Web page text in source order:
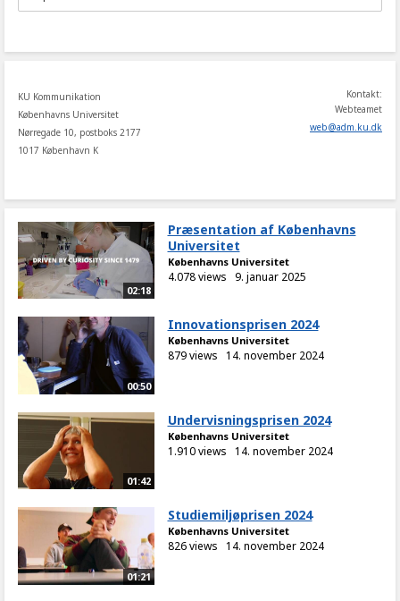
to
KU Kommunikation
Københavns Universitet
Nørregade 10, postboks 2177
1017 København K
Kontakt:
Webteamet
web@adm.ku.dk
02:18
Præsentation af Københavns
Universitet
Københavns Universitet
4.078 views 9. januar 2025
00:50
Innovationsprisen 2024
Københavns Universitet
879 views 14. november 2024
01:42
Undervisningsprisen 2024
Københavns Universitet
1.910 views 14. november 2024
01:21
Studiemiljøprisen 2024
Københavns Universitet
826 views 14. november 2024